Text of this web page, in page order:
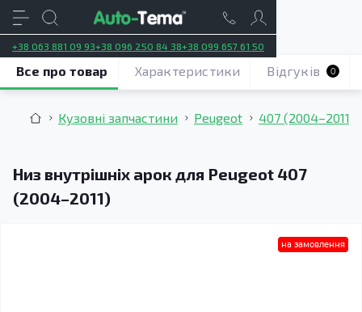
+38 063 881 09 93+38 096 250 84 38+38 099 657 61 50
Кузовні запчастини Peugeot 407 (2004–2011)
Низ внутрішніх арок для Peugeot 407
(2004–2011)
Все про товар Характеристики Відгуків 0
на замовлення